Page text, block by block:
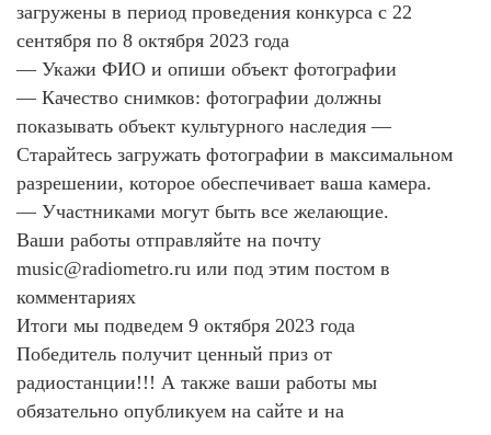
загружены в период проведения конкурса с 22
сентября по 8 октября 2023 года
— Укажи ФИО и опиши объект фотографии
— Качество снимков: фотографии должны
показывать объект культурного наследия —
Старайтесь загружать фотографии в максимальном
разрешении, которое обеспечивает ваша камера.
— Участниками могут быть все желающие.
Ваши работы отправляйте на почту
music@radiometro.ru или под этим постом в
комментариях
Итоги мы подведем 9 октября 2023 года
Победитель получит ценный приз от
радиостанции!!! А также ваши работы мы
обязательно опубликуем на сайте и на